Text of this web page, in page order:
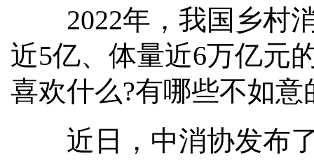
2022年，我国乡村消
近5亿、体量近6万亿元
喜欢什么?有哪些不如意
近日，中消协发布了